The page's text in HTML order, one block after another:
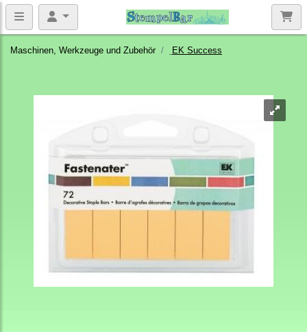
Maschinen, Werkzeuge und Zubehör EK Success